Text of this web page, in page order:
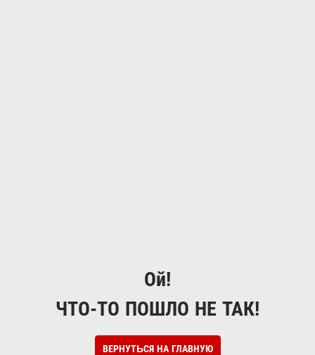
Ой!
ЧТО-ТО ПОШЛО НЕ ТАК!
ВЕРНУТЬСЯ НА ГЛАВНУЮ